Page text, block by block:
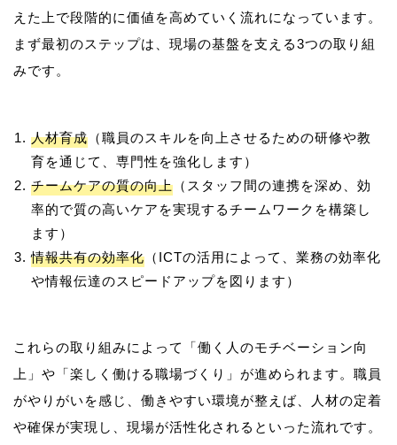
えた上で段階的に価値を高めていく流れになっています。
まず最初のステップは、現場の基盤を支える3つの取り組
人材育成 （職員のスキルを向上させるための研修や教
育を通じて、専門性を強化します）
チームケアの質の向上 （スタッフ間の連携を深め、効
率的で質の高いケアを実現するチームワークを構築し
ます）
情報共有の効率化 （ICTの活用によって、業務の効率化
や情報伝達のスピードアップを図ります）
これらの取り組みによって「働く人のモチベーション向
上」や「楽しく働ける職場づくり」が進められます。職員
がやりがいを感じ、働きやすい環境が整えば、人材の定着
や確保が実現し、現場が活性化されるといった流れです。